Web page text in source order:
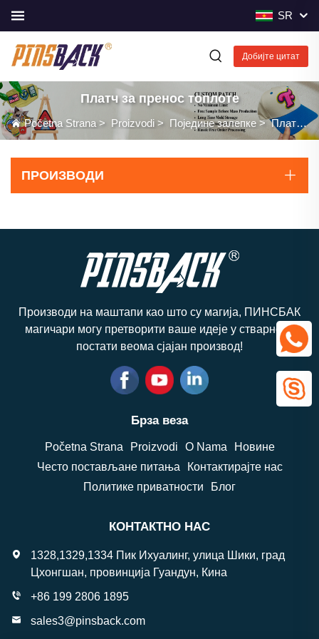
SR
Добијте цитат
Платч за пренос топлоте
Početna Strana> Proizvodi > Поједине залепке>Платч за пренос топлоте
ПРОИЗВОДИ
Производи на маштапи као што су магија, ПИНСБАК
магичари могу претворити ваше идеје у стварност,
постати веома сјајан производ!
Брза веза
Početna Strana Proizvodi O Nama
Новине
Често постављане питања
Контактирајте нас
Политике приватности
Блог
КОНТАКТНО НАС
1328,1329,1334 Пик Ихуалинг, улица Шики, град
Цхонгшан, провинција Гуандун, Кина
+86 199 2806 1895
sales3@pinsback.com